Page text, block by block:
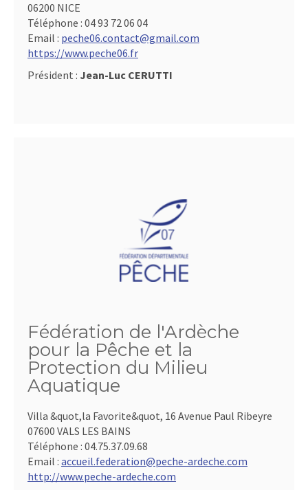
06200 NICE
Téléphone : 04 93 72 06 04
Email : peche06.contact@gmail.com
https://www.peche06.fr
Président : Jean-Luc CERUTTI
Fédération de l'Ardèche
pour la Pêche et la
Protection du Milieu
Aquatique
Villa &quot,la Favorite&quot, 16 Avenue Paul Ribeyre
07600 VALS LES BAINS
Téléphone : 04.75.37.09.68
Email : accueil.federation@peche-ardeche.com
http://www.peche-ardeche.com